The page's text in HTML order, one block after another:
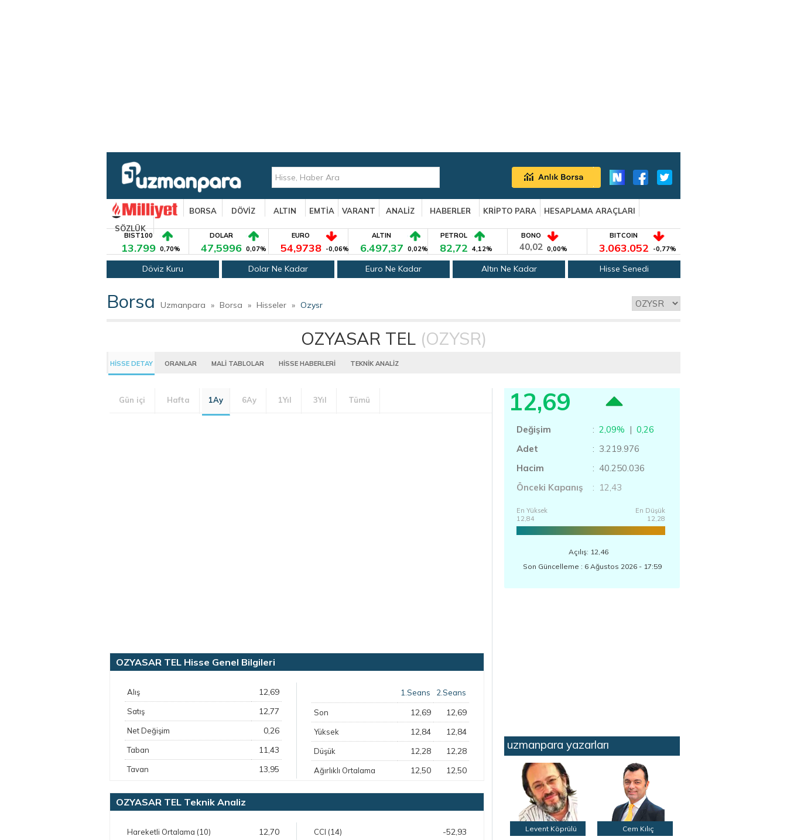
BORSA DÖVİZ ALTIN EMTİA VARANT ANALİZ HABERLER KRİPTO PARA
HESAPLAMA ARAÇLARI
SÖZLÜK
BIST100
13.799 0,70%
DOLAR
47,5996 0,07%
EURO
54,9738 -0,06%
ALTIN
6.497,37 0,02%
PETROL
82,72 4,12%
BONO
40,02 0,00%
BITCOIN
3.063.052 -0,77%
Döviz Kuru Dolar Ne Kadar Euro Ne Kadar Altın Ne Kadar Hisse Senedi
Borsa Uzmanpara » Borsa » Hisseler » Ozysr
OZYASAR TEL(OZYSR)
HİSSE DETAY ORANLAR MALİ TABLOLAR HİSSE HABERLERİ TEKNİK ANALİZ
Gün içi Hafta 1Ay 6Ay 1Yıl 3Yıl Tümü
OZYASAR TEL Hisse Genel Bilgileri
Alış 12,69
Satış 12,77
Net Değişim 0,26
Taban 11,43
Tavan 13,95
1.Seans 2.Seans
Son 12,69 12,69
Yüksek 12,84 12,84
Düşük 12,28 12,28
Ağırlıklı Ortalama 12,50 12,50
OZYASAR TEL Teknik Analiz
Hareketli Ortalama (10) 12,70 CCI (14) -52,93
12,69
Değişim : 2,09% | 0,26
Adet
: 3.219.976
Hacim
: 40.250.036
Önceki Kapanış
: 12,43
En Yüksek
12,84
En Düşük
12,28
Açılış: 12,46
Son Güncelleme : 6 Ağustos 2026 - 17:59
uzmanpara yazarları
Levent Köprülü Cem Kılıç